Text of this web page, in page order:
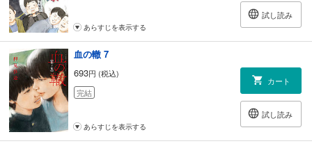
試し読み
あらすじを表示する
血の轍 7
693円 (税込)
完結
カート
試し読み
あらすじを表示する